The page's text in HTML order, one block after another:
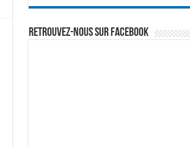
Retrouvez-nous sur Facebook